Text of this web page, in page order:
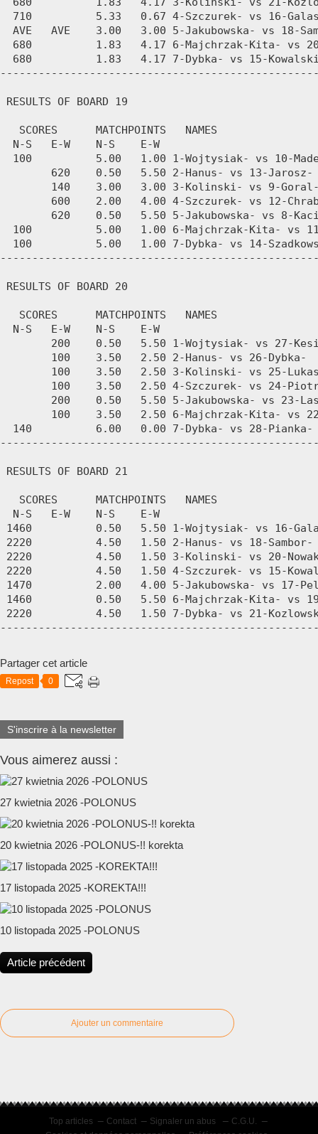
Partager cet article
Repost 0
S'inscrire à la newsletter
Vous aimerez aussi :
27 kwietnia 2026 -POLONUS
20 kwietnia 2026 -POLONUS-!! korekta
17 listopada 2025 -KOREKTA!!!
10 listopada 2025 -POLONUS
Article précédent
Ajouter un commentaire
Top articles Contact Signaler un abus
C.G.U.